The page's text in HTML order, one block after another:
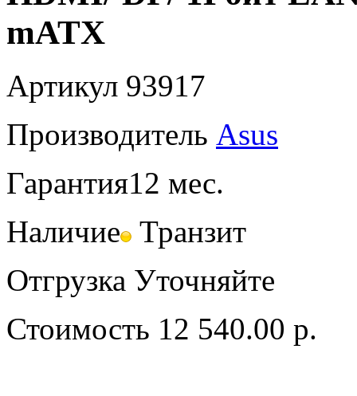
mATX
Артикул 93917
Производитель Asus
Гарантия12 мес.
Наличие Транзит
Отгрузка Уточняйте
Стоимость 12 540.00 р.